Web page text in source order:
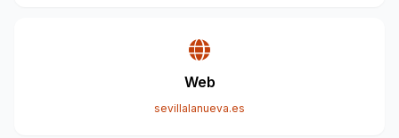
Web
sevillalanueva.es